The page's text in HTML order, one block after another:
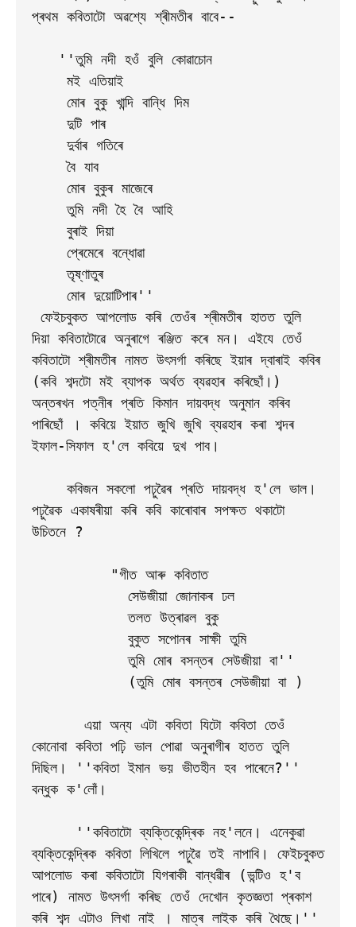
প্ৰথম কবিতাটো অৱশ্যে শ্ৰীমতীৰ বাবে--
    বৈ যাব
    তুমি নদী হৈ বৈ আহি
    তৃষ্ণাতুৰ
দিয়া কবিতাটোৱে অনুৰাগে ৰঞ্জিত কৰে মন। এইযে তেওঁ
কবিতাটো শ্ৰীমতীৰ নামত উৎসৰ্গা কৰিছে ইয়াৰ দ্বাৰাই কবিৰ
(কবি শব্দটো মই ব্যাপক অৰ্থত ব্যৱহাৰ কৰিছোঁ।)
অন্তৰখন পত্নীৰ প্ৰতি কিমান দায়বদ্ধ অনুমান কৰিব
পাৰিছোঁ । কবিয়ে ইয়াত জুখি জুখি ব্যৱহাৰ কৰা শব্দৰ
ইফাল-সিফাল হ'লে কবিয়ে দুখ পাব।
পঢ়ুৱৈক একাষৰীয়া কৰি কবি কাৰোবাৰ সপক্ষত থকাটো
উচিতনে ?
           তলত উত্ৰাৱল বুকু
           তুমি মোৰ বসন্তৰ সেউজীয়া বা''
কোনোবা কবিতা পঢ়ি ভাল পোৱা অনুৰাগীৰ হাতত তুলি
দিছিল। ''কবিতা ইমান ভয় ভীতহীন হব পাৰেনে?''
বন্ধুক ক'লোঁ।
ব্যক্তিকেন্দ্ৰিক কবিতা লিখিলে পঢ়ুৱৈ তই নাপাবি। ফেইচবুকত
আপলোড কৰা কবিতাটো যিগৰাকী বান্ধৱীৰ (ভন্টিও হ'ব
পাৰে) নামত উৎসৰ্গা কৰিছ তেওঁ দেখোন কৃতজ্ঞতা প্ৰকাশ
কৰি শব্দ এটাও লিখা নাই । মাত্ৰ লাইক কৰি থৈছে।''